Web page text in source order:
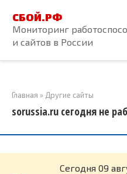
контенту
СБОЙ.РФ
Мониторинг
и сайтов в России
Главная » Другие сайты
sorussia.ru сегодня не
Cегодня 09